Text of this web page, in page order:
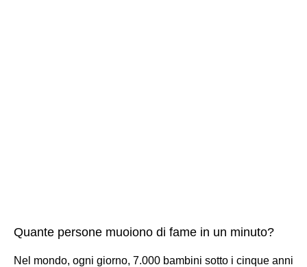
Quante persone muoiono di fame in un minuto?
Nel mondo, ogni giorno, 7.000 bambini sotto i cinque anni